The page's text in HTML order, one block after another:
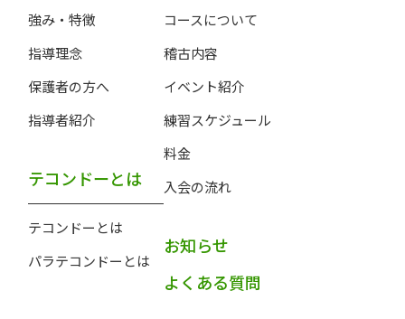
強み・特徴
指導理念
保護者の方へ
指導者紹介
テコンドーとは
テコンドーとは
パラテコンドーとは
コースについて
稽古内容
イベント紹介
練習スケジュール
料金
入会の流れ
お知らせ
よくある質問